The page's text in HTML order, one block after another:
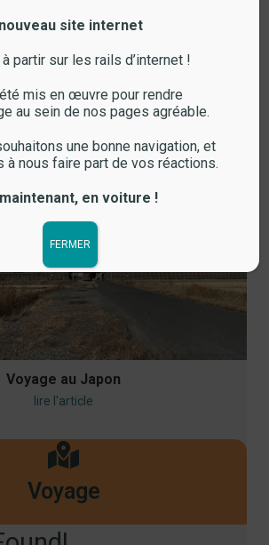
Voyage
Voyage au Japon
lire l'article
Voyage
nouveau site internet
partir sur les rails d’internet !
mis en œuvre pour rendre
au sein de nos pages agréable.
une bonne navigation, et
à nous faire part de vos réactions.
en voiture !
FERMER